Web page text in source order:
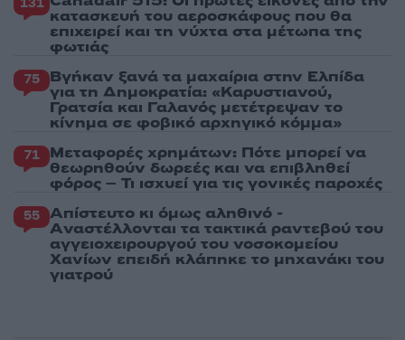
κατασκευή του αεροσκάφους που θα
επιχειρεί και τη νύχτα στα μέτωπα της
φωτιάς
75 Βγήκαν ξανά τα μαχαίρια στην Ελπίδα
για τη Δημοκρατία: «Καρυστιανού,
Γρατσία και Γαλανός μετέτρεψαν το
κίνημα σε φοβικό αρχηγικό κόμμα»
71 Μεταφορές χρημάτων: Πότε μπορεί να
θεωρηθούν δωρεές και να επιβληθεί
φόρος – Τι ισχυεί για τις γονικές παροχές
55 Απίστευτο κι όμως αληθινό -
Aναστέλλονται τα τακτικά ραντεβού του
αγγειοχειρουργού του νοσοκομείου
Χανίων επειδή κλάπηκε το μηχανάκι του
γιατρού